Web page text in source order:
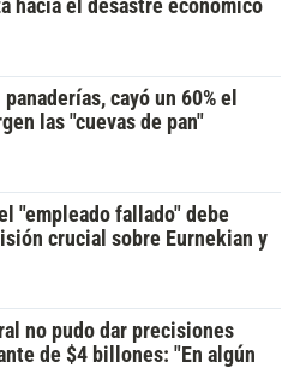
hacia el desastre económico
cayó un 60% el
las "cuevas de pan"
"empleado fallado" debe
crucial sobre Eurnekian y
no pudo dar precisiones
de $4 billones: "En algún